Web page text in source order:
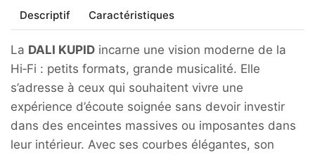
Descriptif Caractéristiques
La DALI KUPID incarne une vision moderne de la
Hi‑Fi : petits formats, grande musicalité. Elle
s’adresse à ceux qui souhaitent vivre une
expérience d’écoute soignée sans devoir investir
dans des enceintes massives ou imposantes dans
leur intérieur. Avec ses courbes élégantes, son